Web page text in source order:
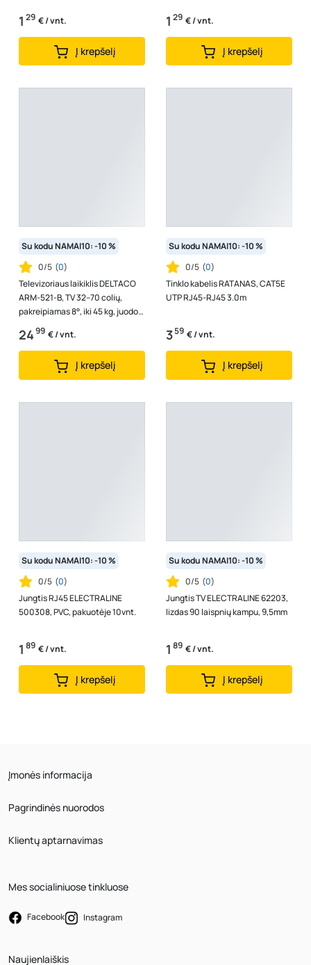
1 29 € / vnt.
Į krepšelį
1 29 € / vnt.
Į krepšelį
Su kodu NAMAI10: -10 %
0/5 (0)
Televizoriaus laikiklis DELTACO
ARM-521-B, TV 32–70 colių,
pakreipiamas 8°, iki 45 kg, juodos
p., 1903403
2499 € / vnt.
Į krepšelį
Su kodu NAMAI10: -10 %
0/5 (0)
Tinklo kabelis RATANAS, CAT5E
UTP RJ45-RJ45 3.0m
359 € / vnt.
Į krepšelį
Su kodu NAMAI10: -10 %
0/5 (0)
Jungtis RJ45 ELECTRALINE
500308, PVC, pakuotėje 10vnt.
1 89 € / vnt.
Į krepšelį
Su kodu NAMAI10: -10 %
0/5 (0)
Jungtis TV ELECTRALINE 62203,
lizdas 90 laispnių kampu, 9,5mm
1 89 € / vnt.
Į krepšelį
Įmonės informacija
Pagrindinės nuorodos
Klientų aptarnavimas
Mes socialiniuose tinkluose
Facebook Instagram
Naujienlaiškis